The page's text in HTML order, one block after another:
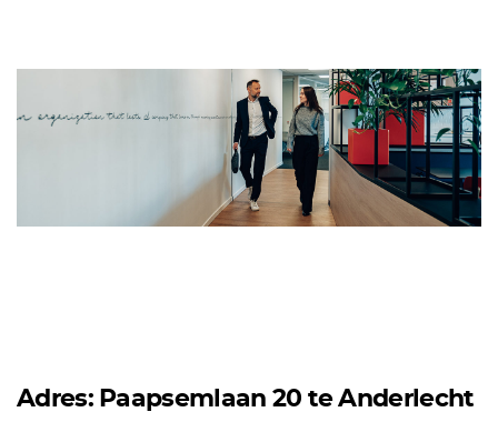
Adres: Paapsemlaan 20 te Anderlecht